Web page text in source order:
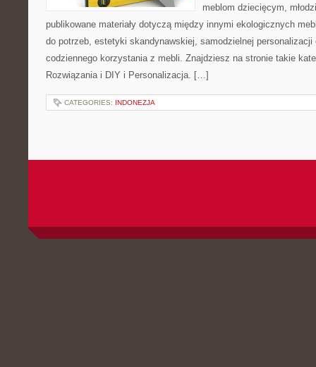
meblom dziecięcym,
publikowane materiały dotyczą między innymi ekologicznych
do potrzeb, estetyki skandynawskiej, samodzielnej personalizacji
codziennego korzystania z mebli. Znajdziesz na stronie takie
Rozwiązania i DIY i Personalizacja. […]
CATEGORIES: INDONEZJA